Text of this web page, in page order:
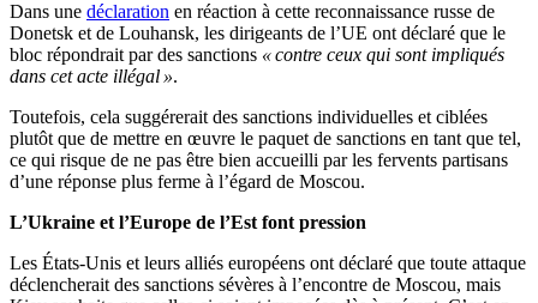
Dans une déclaration en réaction à cette reconnaissance russe de
Donetsk et de Louhansk, les dirigeants de l’UE ont déclaré que le
bloc répondrait par des sanctions « contre ceux qui sont impliqués
dans cet acte illégal ».
Toutefois, cela suggérerait des sanctions individuelles et ciblées
plutôt que de mettre en œuvre le paquet de sanctions en tant que tel,
ce qui risque de ne pas être bien accueilli par les fervents partisans
d’une réponse plus ferme à l’égard de Moscou.
L’Ukraine et l’Europe de l’Est font pression
Les États-Unis et leurs alliés européens ont déclaré que toute attaque
déclencherait des sanctions sévères à l’encontre de Moscou, mais